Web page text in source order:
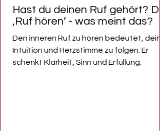
Hast du deinen Ruf gehört?
‚Ruf hören‘ - was meint das?
Den inneren Ruf zu hören bedeutet,
Intuition und Herzstimme zu folgen. Er
schenkt Klarheit, Sinn und Erfüllung.